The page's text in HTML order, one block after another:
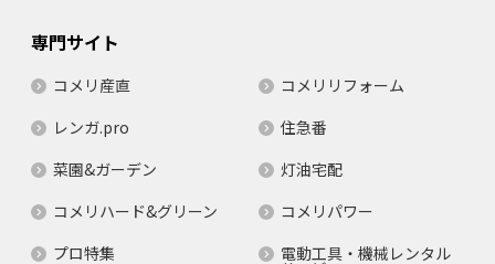
専門サイト
コメリ産直
コメリリフォーム
レンガ.pro
住急番
菜園&ガーデン
灯油宅配
コメリハード&グリーン
コメリパワー
プロ特集
電動工具・機械レンタル